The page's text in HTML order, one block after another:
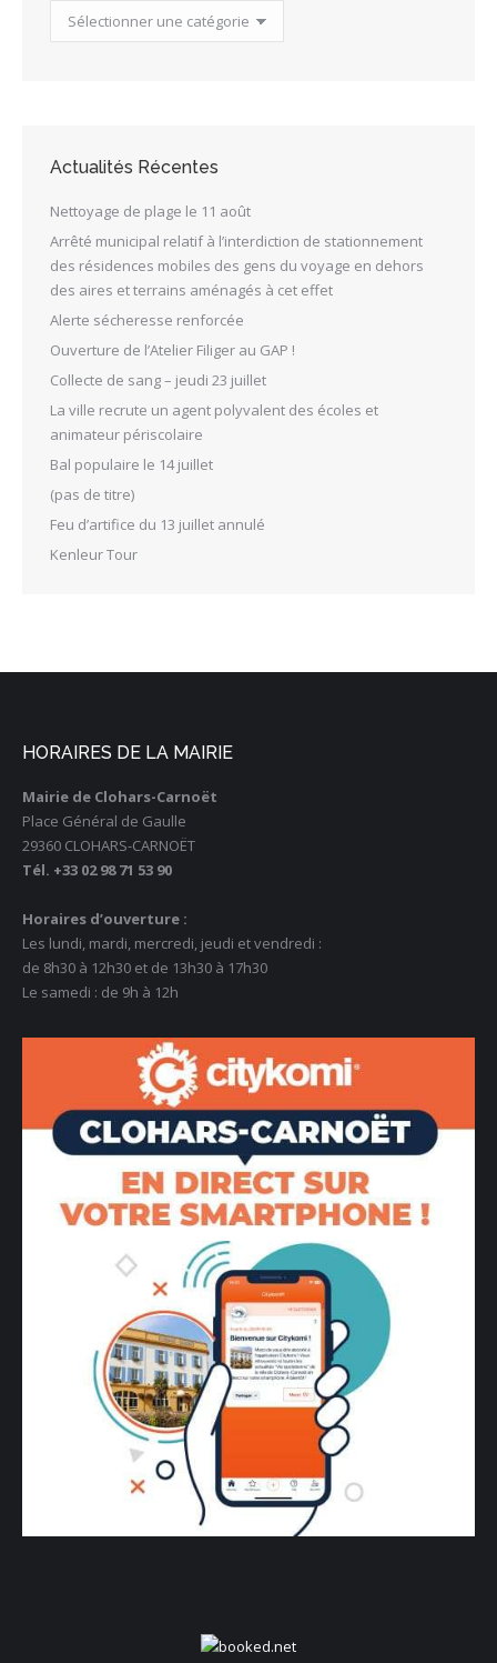
Catégories
des
Actualités Récentes
Nettoyage de plage le 11 août
Arrêté municipal relatif à l’interdiction de stationnement
des résidences mobiles des gens du voyage en dehors
des aires et terrains aménagés à cet effet
Alerte sécheresse renforcée
Ouverture de l’Atelier Filiger au GAP !
Collecte de sang – jeudi 23 juillet
La ville recrute un agent polyvalent des écoles et
animateur périscolaire
Bal populaire le 14 juillet
(pas de titre)
Feu d’artifice du 13 juillet annulé
Kenleur Tour
HORAIRES DE LA MAIRIE
Mairie de Clohars-Carnoët
Place Général de Gaulle
29360 CLOHARS-CARNOËT
Tél. +33 02 98 71 53 90
Horaires d’ouverture :
Les lundi, mardi, mercredi, jeudi et vendredi :
de 8h30 à 12h30 et de 13h30 à 17h30
Le samedi : de 9h à 12h